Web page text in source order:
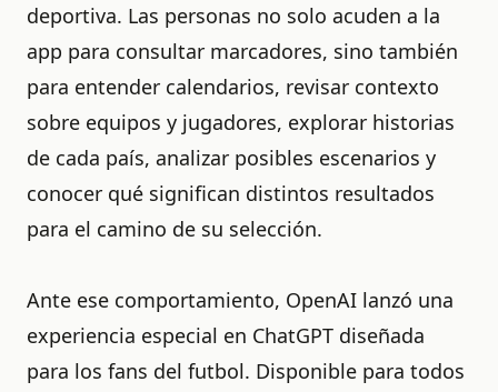
deportiva. Las personas no solo acuden a la
app para consultar marcadores, sino también
para entender calendarios, revisar contexto
sobre equipos y jugadores, explorar historias
de cada país, analizar posibles escenarios y
conocer qué significan distintos resultados
para el camino de su selección.
Ante ese comportamiento, OpenAI lanzó una
experiencia especial en ChatGPT diseñada
para los fans del futbol. Disponible para todos